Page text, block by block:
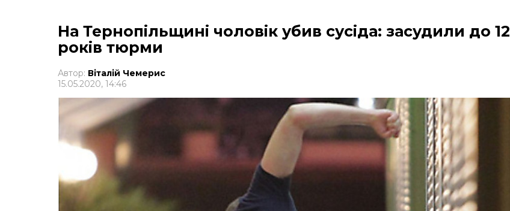
На Тернопільщині чоловік убив сусіда: засудили до 12
років тюрми
Автор: Віталій Чемерис
15.05.2020, 14:46